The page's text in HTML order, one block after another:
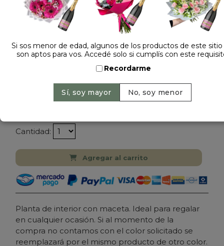
1 opinión +
Dejá tu opinión
PLANTA ANTHURIUM M14 PREMIUM
Cantidad:
Agregar al carrito
Planta de interior con maceta. Ideal para regalar
en cualquier ocasión. Si al momento de la
compra no contamos con el color solicitado se
reemplazará por el mismo producto de otro color.
Si sos menor de edad, algunos de los productos de este
son aptos para vos. Accedé solo si cumplís con este
Recordarme